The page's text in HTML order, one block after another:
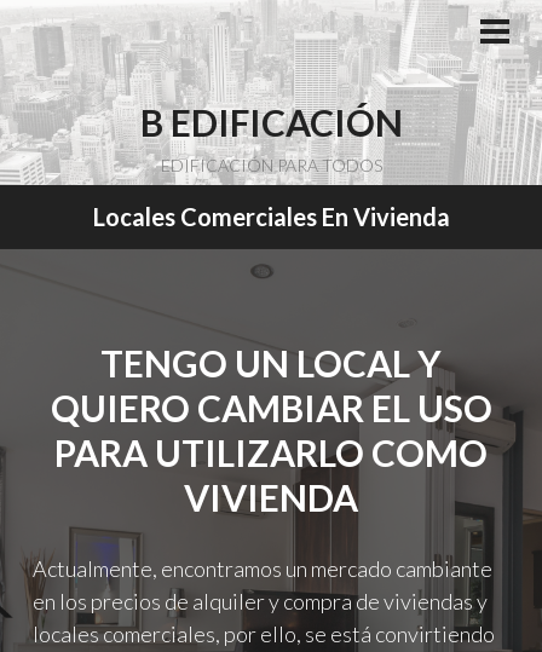
Saltar
al
contenido
B EDIFICACIÓN
EDIFICACIÓN PARA TODOS
Locales Comerciales En Vivienda
TENGO UN LOCAL Y
QUIERO CAMBIAR EL USO
PARA UTILIZARLO COMO
VIVIENDA
Actualmente, encontramos un mercado cambiante
en los precios de alquiler y compra de viviendas y
locales comerciales, por ello, se está convirtiendo